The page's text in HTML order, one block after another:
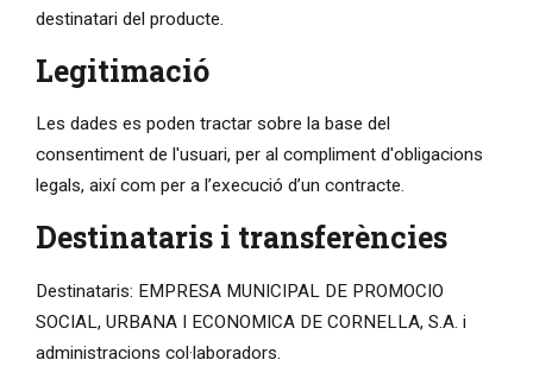
destinatari del producte.
Legitimació
Les dades es poden tractar sobre la base del
consentiment de l'usuari, per al compliment d'obligacions
legals, així com per a l’execució d’un contracte.
Destinataris i transferències
Destinataris: EMPRESA MUNICIPAL DE PROMOCIO
SOCIAL, URBANA I ECONOMICA DE CORNELLA, S.A. i
administracions col·laboradors.